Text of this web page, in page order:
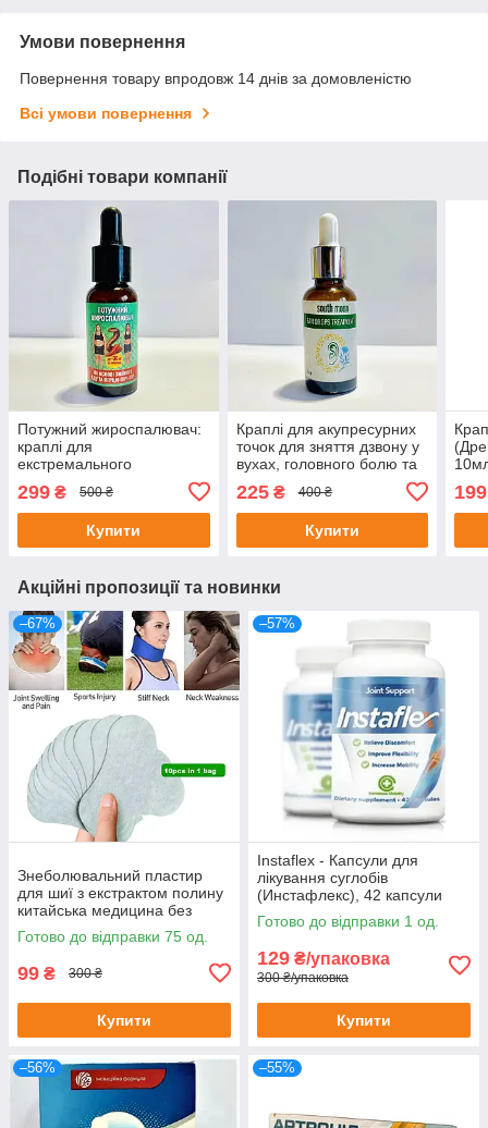
Умови повернення
Повернення товару впродовж 14 днів за домовленістю
Всі умови повернення
Подібні товари компанії
Потужний жироспалювач:
краплі для
екстремального
зміїного яду та перцю пірі-
пірі, 30 мл
299 ₴ 500 ₴
Купити
Краплі для акупресурних
точок для зняття дзвону у
вухах, головного болю та
MOON EAR DROPS, 30мл
225₴ 400 ₴
Купити
199
Акційні пропозиції та новинки
–67%
Знеболювальний пластир
для шиї з екстрактом полину
китайська медицина без
картонного паковання
Готово до відправки 75 од.
99 ₴ 300 ₴
Купити
–57%
Instaflex - Капсули для
лікування суглобів
(Инстафлекс), 42 капсули
Готово до відправки 1 од.
129 ₴/упаковка
300 ₴/упаковка
Купити
–56% –55%